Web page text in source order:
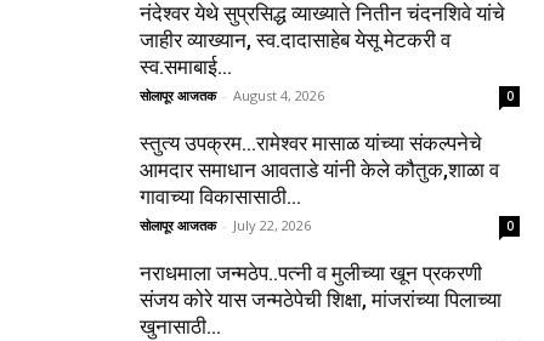
नंदेश्वर येथे सुप्रसिद्ध व्याख्याते नितीन चंदनशिवे यांचे
जाहीर व्याख्यान, स्व.दादासाहेब येसू मेटकरी व
स्व.समाबाई...
सोलापूर आजतक - August 4, 2026 0
स्तुत्य उपक्रम…रामेश्वर मासाळ यांच्या संकल्पनेचे
आमदार समाधान आवताडे यांनी केले कौतुक,शाळा व
गावाच्या विकासासाठी...
सोलापूर आजतक - July 22, 2026 0
नराधमाला जन्मठेप..पत्नी व मुलीच्या खून प्रकरणी
संजय कोरे यास जन्मठेपेची शिक्षा, मांजरांच्या पिलाच्या
खुनासाठी...